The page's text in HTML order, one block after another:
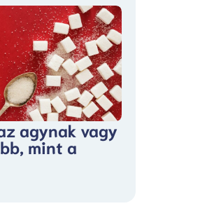
agynak vagy
mint a